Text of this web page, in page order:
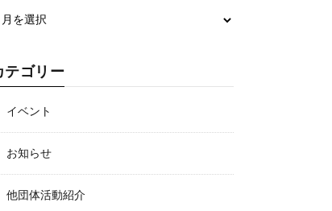
テゴリー
イベント
お知らせ
他団体活動紹介